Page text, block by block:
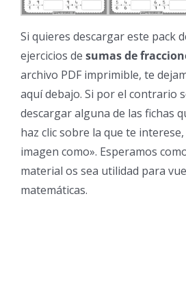
Si quieres descargar este pack
ejercicios de sumas de
archivo PDF imprimible, te
aquí debajo. Si por el contrario
descargar alguna de las fichas
haz clic sobre la que te
imagen como». Esperamos
material os sea utilidad para
matemáticas.